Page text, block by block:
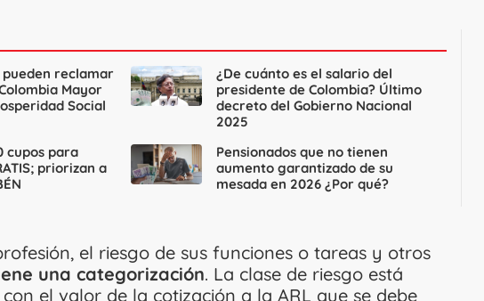
pueden reclamar
Mayor
Social
¿De cuánto es el salario del
presidente de Colombia? Último
decreto del Gobierno Nacional
2025
cupos para
priorizan a
Pensionados que no tienen
aumento garantizado de su
mesada en 2026 ¿Por qué?
el riesgo de sus funciones o tareas y otros
una categorización. La clase de riesgo está
el valor de la cotización a la ARL que se debe